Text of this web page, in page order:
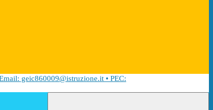
geic860009@istruzione.it • PEC: